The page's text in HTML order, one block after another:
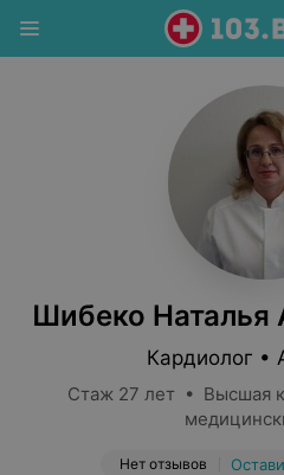
Шибеко Наталья
Кардиолог •
Стаж 27 лет • Высшая
Нет отзывов